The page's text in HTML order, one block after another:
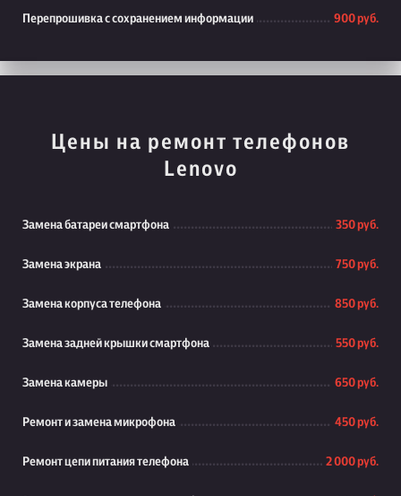
Перепрошивка с сохранением информации 900 руб.
Цены на ремонт телефонов
Lenovo
Замена батареи смартфона 350 руб.
Замена экрана 750 руб.
Замена корпуса телефона 850 руб.
Замена задней крышки смартфона 550 руб.
Замена камеры 650 руб.
Ремонт и замена микрофона 450 руб.
Ремонт цепи питания телефона 2 000 руб.